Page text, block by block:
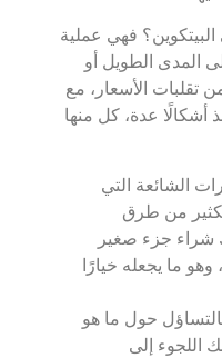
فهي عملية
المدى الطويل أو
تقلبات الأسعار، مع
أشكالًا عدة، كل منها
الشائعة التي
من طرق
شراء جزء صغير
ما يجعله خيارًا
حول ما هو
اللجوء إلى